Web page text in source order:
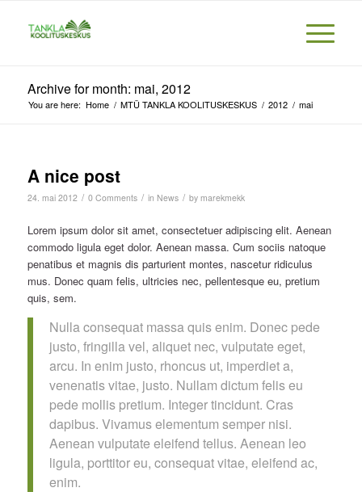
Archive for month: mai, 2012
You are here: Home / MTÜ TANKLA KOOLITUSKESKUS / 2012 / mai
A nice post
24. mai 2012 / 0 Comments / in News / by marekmekk
Lorem ipsum dolor sit amet, consectetuer adipiscing elit. Aenean
commodo ligula eget dolor. Aenean massa. Cum sociis natoque
penatibus et magnis dis parturient montes, nascetur ridiculus
mus. Donec quam felis, ultricies nec, pellentesque eu, pretium
quis, sem.
Nulla consequat massa quis enim. Donec pede
justo, fringilla vel, aliquet nec, vulputate eget,
arcu. In enim justo, rhoncus ut, imperdiet a,
venenatis vitae, justo. Nullam dictum felis eu
pede mollis pretium. Integer tincidunt. Cras
dapibus. Vivamus elementum semper nisi.
Aenean vulputate eleifend tellus. Aenean leo
ligula, porttitor eu, consequat vitae, eleifend ac,
enim.